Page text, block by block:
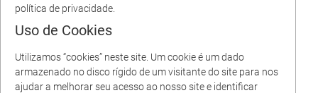
política de privacidade.
Uso de Cookies
Utilizamos “cookies” neste site. Um cookie é um dado
armazenado no disco rígido de um visitante do site para nos
ajudar a melhorar seu acesso ao nosso site e identificar